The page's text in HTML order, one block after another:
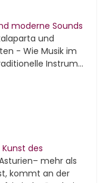
moderne Sounds
und
- Wie Musik im
Instrum...
des
mehr als
kommt an der